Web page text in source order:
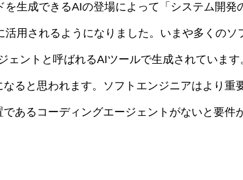
生成できるAIの登場によって「システム開発
用されるようになりました。いまや多くの
ントと呼ばれるAIツールで生成されていま
ると思われます。ソフトエンジニアはより重
あるコーディングエージェントがないと要件